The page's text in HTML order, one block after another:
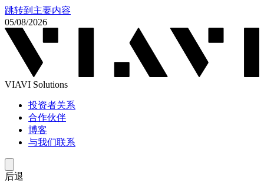
跳转到主要内容
05/08/2026
VIAVI Solutions
投资者关系
合作伙伴
博客
与我们联系
后退